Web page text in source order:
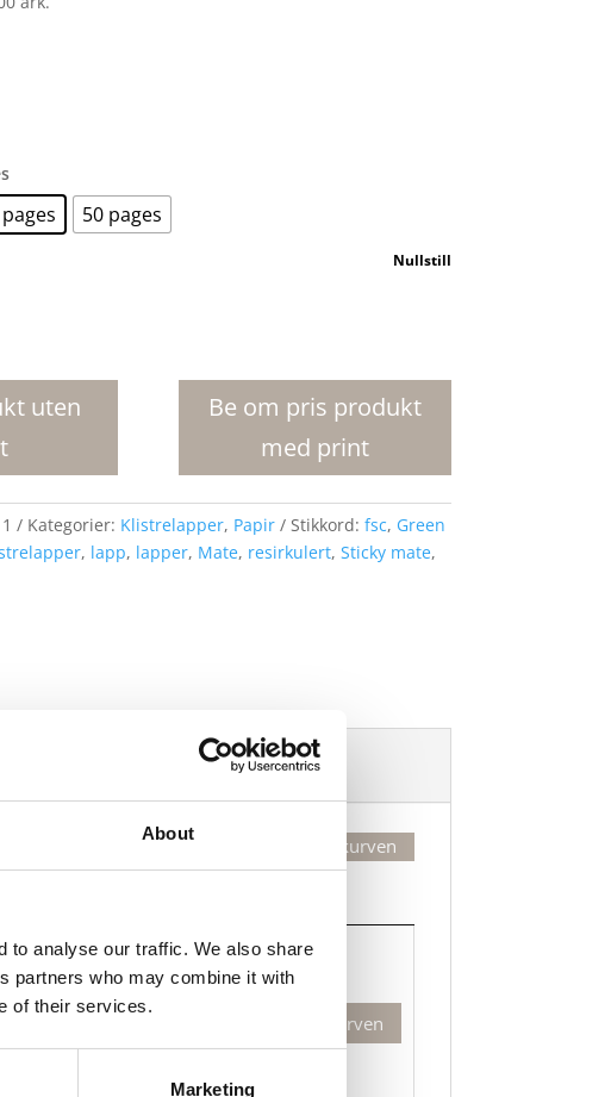
About
to analyse our traffic. We also share
partners who may combine it with
of their services.
Marketing
50 pages
Nullstill
uten
Be om pris produkt
med print
Kategorier: Klistrelapper, Papir Stikkord: fsc, Green
, lapp, lapper, Mate, resirkulert, Sticky mate,
Dekorasjonsalternativer
Legg valgte i handlekurven
Kjøp
Sticky-
Legg til i handlekurven